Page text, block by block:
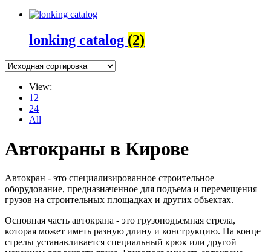
lonking catalog (2)
View:
12
24
All
Автокраны в Кирове
Автокран - это специализированное строительное
оборудование, предназначенное для подъема и перемещения
грузов на строительных площадках и других объектах.
Основная часть автокрана - это грузоподъемная стрела,
которая может иметь разную длину и конструкцию. На конце
стрелы устанавливается специальный крюк или другой